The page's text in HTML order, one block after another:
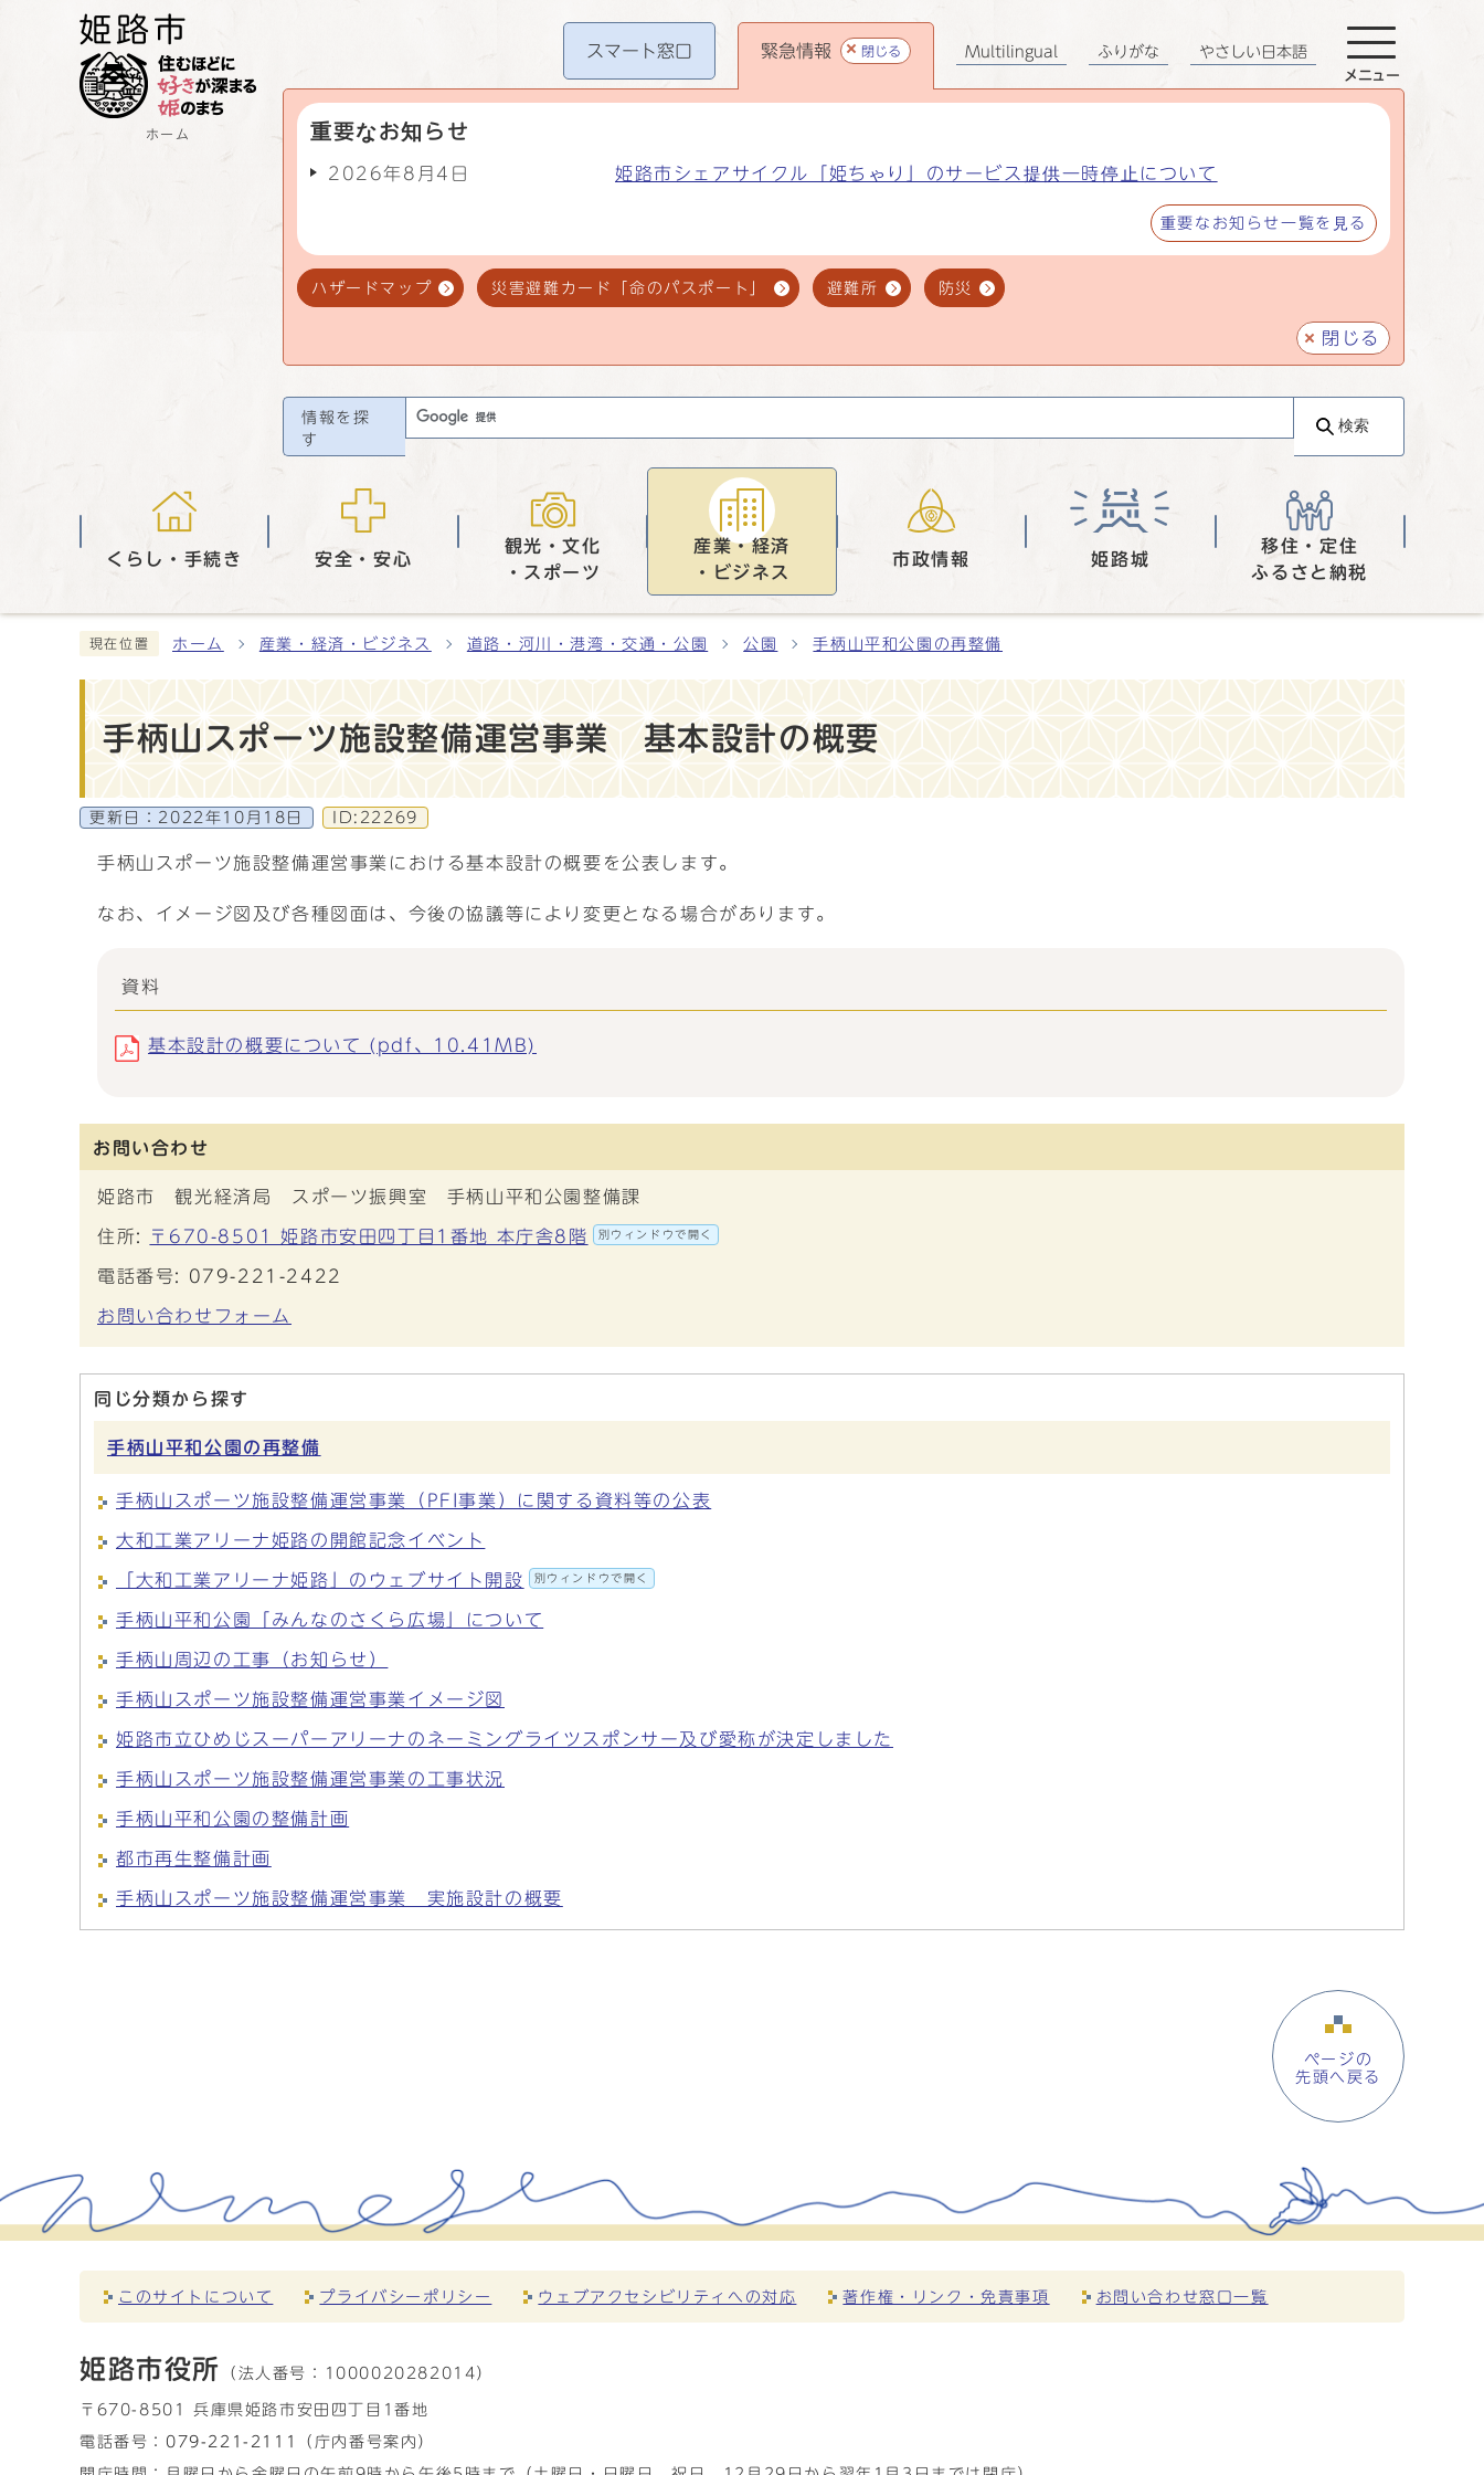
ホーム
スマート窓口 緊急情報 閉じる
重要なお知らせ
2026年8月4日 姫路市シェアサイクル「姫ちゃり」のサービス提供一時停止について
重要なお知らせ一覧を見る
ハザードマップ 災害避難カード「命のパスポート」 避難所 防災
閉じる
Multilingual ふりがな やさしい日本語
メニュー
情報を探
す
検索
くらし・手続き 安全・安心
観光・文化
・スポーツ
産業・経済
・ビジネス
市政情報 姫路城
移住・定住
ふるさと納税
現在位置 ホーム 産業・経済・ビジネス 道路・河川・港湾・交通・公園 公園 手柄山平和公園の再整備
手柄山スポーツ施設整備運営事業 基本設計の概要
更新日： 2022年10月18日 ID:22269
手柄山スポーツ施設整備運営事業における基本設計の概要を公表します。
なお、イメージ図及び各種図面は、今後の協議等により変更となる場合があります。
資料
基本設計の概要について (pdf、10.41MB)
お問い合わせ
姫路市 観光経済局 スポーツ振興室 手柄山平和公園整備課
住所: 〒670-8501 姫路市安田四丁目1番地 本庁舎8階 別ウィンドウで開く
電話番号: 079-221-2422
お問い合わせフォーム
同じ分類から探す
手柄山平和公園の再整備
手柄山スポーツ施設整備運営事業（PFI事業）に関する資料等の公表
大和工業アリーナ姫路の開館記念イベント
「大和工業アリーナ姫路」のウェブサイト開設 別ウィンドウで開く
手柄山平和公園「みんなのさくら広場」について
手柄山周辺の工事（お知らせ）
手柄山スポーツ施設整備運営事業イメージ図
姫路市立ひめじスーパーアリーナのネーミングライツスポンサー及び愛称が決定しました
手柄山スポーツ施設整備運営事業の工事状況
手柄山平和公園の整備計画
都市再生整備計画
手柄山スポーツ施設整備運営事業 実施設計の概要
ページの
先頭へ戻る
このサイトについて プライバシーポリシー ウェブアクセシビリティへの対応 著作権・リンク・免責事項 お問い合わせ窓口一覧
姫路市役所 （法人番号： 1000020282014）
〒670-8501 兵庫県姫路市安田四丁目1番地
電話番号： 079-221-2111
（庁内番号案内）